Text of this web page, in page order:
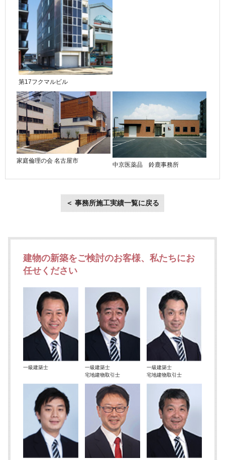
第17フクマルビル
家庭倫理の会 名古屋市
中京医薬品 鈴鹿事務所
＜ 事務所施工実績一覧に戻る
建物の新築をご検討のお客様、私たちにお
任せください
一級建築士
一級建築士
宅地建物取引士
一級建築士
宅地建物取引士